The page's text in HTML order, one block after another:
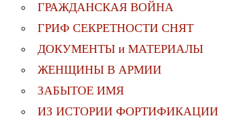
ГРАЖДАНСКАЯ ВОЙНА
ГРИФ СЕКРЕТНОСТИ СНЯТ
ДОКУМЕНТЫ и МАТЕРИАЛЫ
ЖЕНЩИНЫ В АРМИИ
ЗАБЫТОЕ ИМЯ
ИЗ ИСТОРИИ ФОРТИФИКАЦИИ